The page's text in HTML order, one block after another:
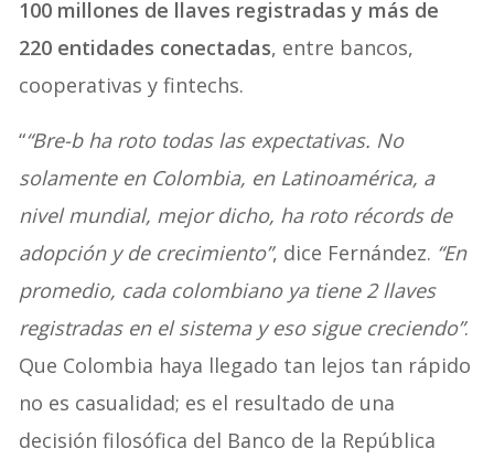
100 millones de llaves registradas y más de
220 entidades conectadas, entre bancos,
cooperativas y fintechs.
““Bre-b ha roto todas las expectativas. No
solamente en Colombia, en Latinoamérica, a
nivel mundial, mejor dicho, ha roto récords de
adopción y de crecimiento”, dice Fernández. “En
promedio, cada colombiano ya tiene 2 llaves
registradas en el sistema y eso sigue creciendo”.
Que Colombia haya llegado tan lejos tan rápido
no es casualidad; es el resultado de una
decisión filosófica del Banco de la República